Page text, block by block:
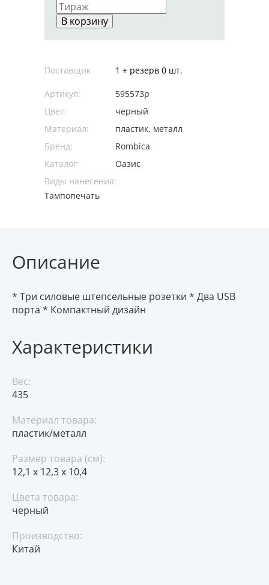
В корзину
Поставщик 1 + резерв 0 шт.
Артикул:
595573p
Цвет:
черный
Материал:
пластик, металл
Бренд:
Rombica
Каталог:
Оазис
Виды нанесения:
Тампопечать
Описание
* Три силовые штепсельные розетки * Два USB
порта * Компактный дизайн
Характеристики
Вес:
435
Материал товара:
пластик/металл
Размер товара (см):
12,1 х 12,3 х 10,4
Цвета товара:
черный
Производство:
Китай